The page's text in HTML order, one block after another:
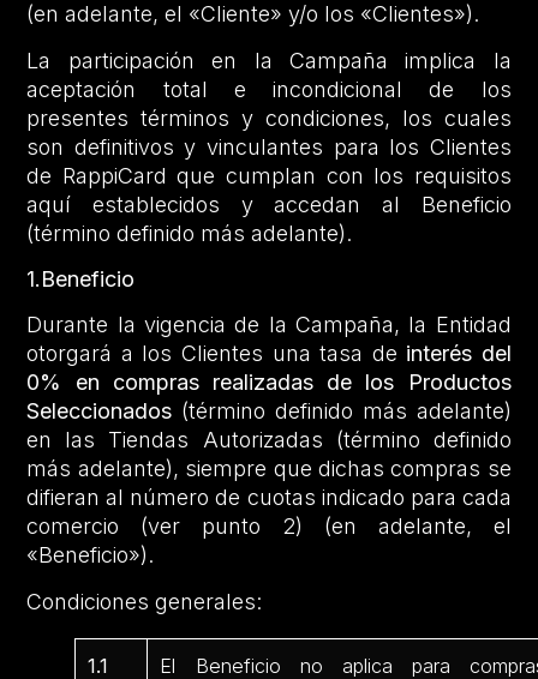
(en adelante, el «Cliente» y/o los «Clientes»).
La participación en la Campaña implica la
aceptación total e incondicional de los
presentes términos y condiciones, los cuales
son definitivos y vinculantes para los Clientes
de RappiCard que cumplan con los requisitos
aquí establecidos y accedan al Beneficio
(término definido más adelante).
1.Beneficio
Durante la vigencia de la Campaña, la Entidad
otorgará a los Clientes una tasa de interés del
0% en compras realizadas de los Productos
Seleccionados (término definido más adelante)
en las Tiendas Autorizadas (término definido
más adelante), siempre que dichas compras se
difieran al número de cuotas indicado para cada
comercio (ver punto 2) (en adelante, el
«Beneficio»).
Condiciones generales:
1.1
El Beneficio no aplica para